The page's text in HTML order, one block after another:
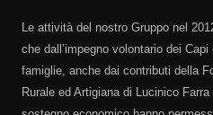
Le attività del nostro Gruppo nel
che dall’impegno volontario dei
famiglie, anche dai contributi della
Rurale ed Artigiana di Lucinico